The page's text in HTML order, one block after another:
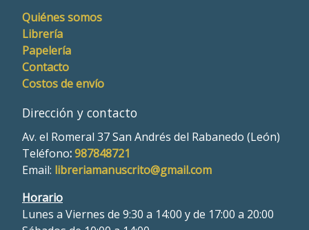
Quiénes somos
Librería
Papelería
Contacto
Costos de envío
Dirección y contacto
Av. el Romeral 37 San Andrés del Rabanedo (León)
Teléfono:987848721
Email: libreriamanuscrito@gmail.com
Horario
Lunes a Viernes de 9:30 a 14:00 y de 17:00 a 20:00